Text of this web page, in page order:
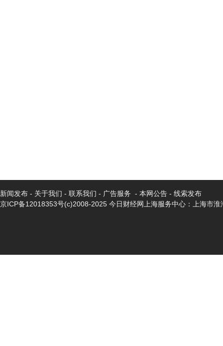
新闻发布 - 关于我们 - 联系我们 - 广告服务 - 本网公告 - 线索发布
京ICP备12018353号(c)2008-2025 今日财经网上海服务中心：上海市